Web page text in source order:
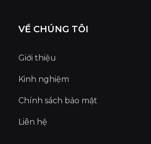
VỀ CHÚNG TÔI
Giới thiệu
Kinh nghiệm
Chính sách bảo mật
Liên hệ